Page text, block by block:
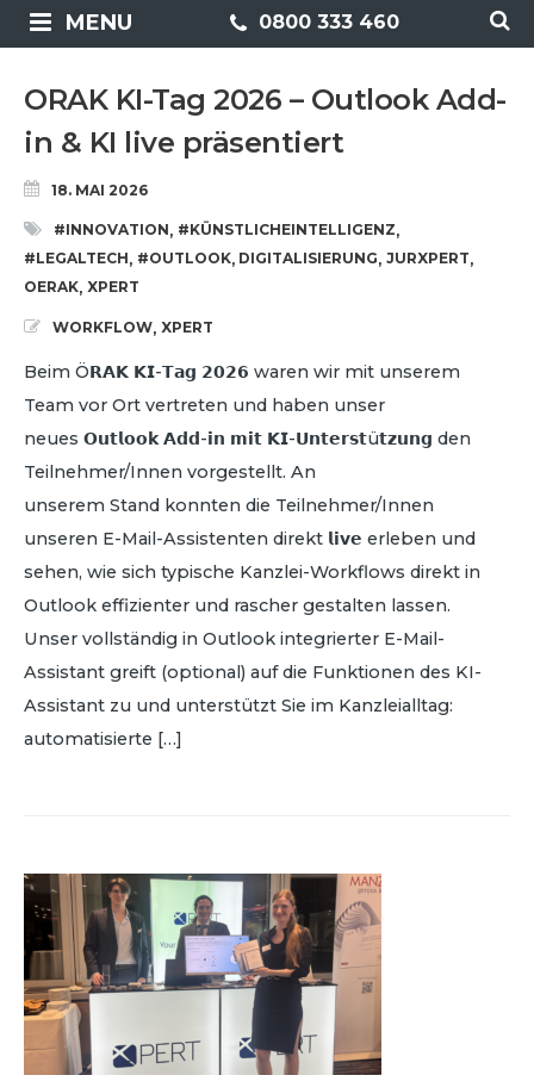
0800 333 460
MENU
ORAK KI-Tag 2026 – Outlook Add-
in & KI live präsentiert
18. MAI 2026
#INNOVATION, #KÜNSTLICHEINTELLIGENZ,
#LEGALTECH, #OUTLOOK, DIGITALISIERUNG, JURXPERT,
OERAK, XPERT
WORKFLOW, XPERT
Beim Ö𝗥𝗔𝗞 𝗞𝗜-𝗧𝗮𝗴 𝟮𝟬𝟮𝟲 waren wir mit unserem
Team vor Ort vertreten und haben unser
neues 𝗢𝘂𝘁𝗹𝗼𝗼𝗸 𝗔𝗱𝗱-𝗶𝗻 𝗺𝗶𝘁 𝗞𝗜-𝗨𝗻𝘁𝗲𝗿𝘀𝘁ü𝘁𝘇𝘂𝗻𝗴 den
Teilnehmer/Innen vorgestellt. An
unserem Stand konnten die Teilnehmer/Innen
unseren E-Mail-Assistenten direkt 𝗹𝗶𝘃𝗲 erleben und
sehen, wie sich typische Kanzlei-Workflows direkt in
Outlook effizienter und rascher gestalten lassen.
Unser vollständig in Outlook integrierter E-Mail-
Assistant greift (optional) auf die Funktionen des KI-
Assistant zu und unterstützt Sie im Kanzleialltag:
automatisierte […]